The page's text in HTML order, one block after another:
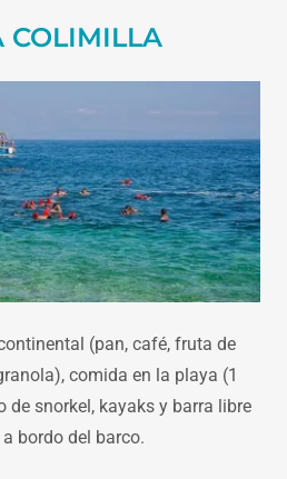
COLIMILLA
(pan, café, fruta de
comida en la playa (1
de snorkel, kayaks y barra libre
bordo del barco.